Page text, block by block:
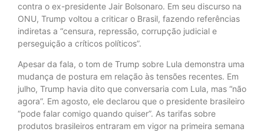
contra o ex-presidente Jair Bolsonaro. Em seu discurso na
ONU, Trump voltou a criticar o Brasil, fazendo referências
indiretas a “censura, repressão, corrupção judicial e
perseguição a críticos políticos”.
Apesar da fala, o tom de Trump sobre Lula demonstra uma
mudança de postura em relação às tensões recentes. Em
julho, Trump havia dito que conversaria com Lula, mas “não
agora”. Em agosto, ele declarou que o presidente brasileiro
“pode falar comigo quando quiser”. As tarifas sobre
produtos brasileiros entraram em vigor na primeira semana